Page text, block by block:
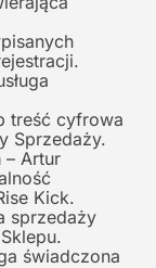
treść cyfrowa
Sprzedaży.
– Artur
Kick.
sprzedaży
świadczona